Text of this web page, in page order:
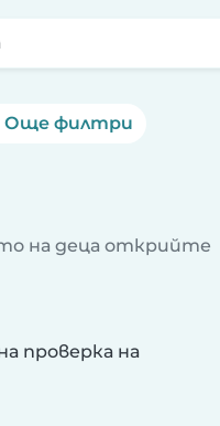
Още филтри
на деца открийте
проверка на